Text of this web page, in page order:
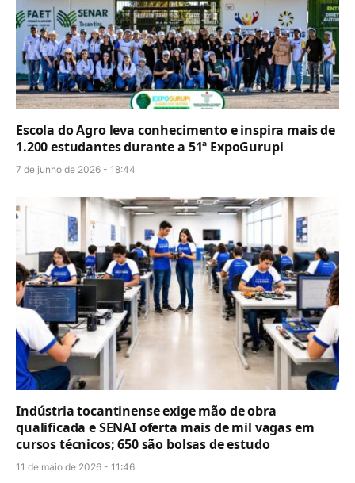
Escola do Agro leva conhecimento e inspira mais de
1.200 estudantes durante a 51ª ExpoGurupi
7 de junho de 2026 - 18:44
Indústria tocantinense exige mão de obra
qualificada e SENAI oferta mais de mil vagas em
cursos técnicos; 650 são bolsas de estudo
11 de maio de 2026 - 11:46